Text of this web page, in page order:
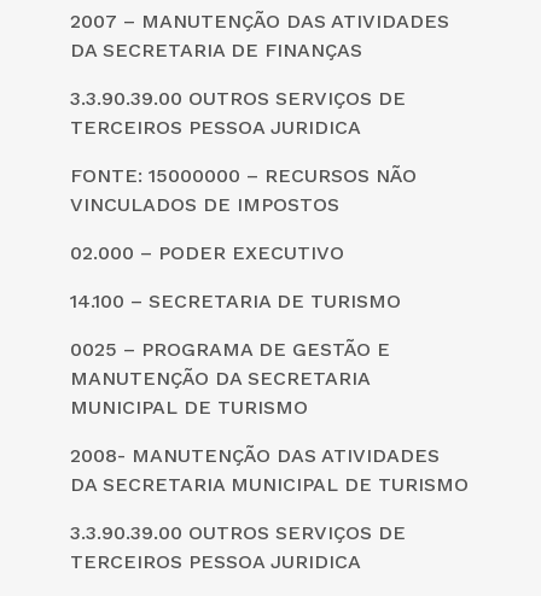
2007 – MANUTENÇÃO DAS ATIVIDADES
DA SECRETARIA DE FINANÇAS
3.3.90.39.00 OUTROS SERVIÇOS DE
TERCEIROS PESSOA JURIDICA
FONTE: 15000000 – RECURSOS NÃO
VINCULADOS DE IMPOSTOS
02.000 – PODER EXECUTIVO
14.100 – SECRETARIA DE TURISMO
0025 – PROGRAMA DE GESTÃO E
MANUTENÇÃO DA SECRETARIA
MUNICIPAL DE TURISMO
2008- MANUTENÇÃO DAS ATIVIDADES
DA SECRETARIA MUNICIPAL DE TURISMO
3.3.90.39.00 OUTROS SERVIÇOS DE
TERCEIROS PESSOA JURIDICA